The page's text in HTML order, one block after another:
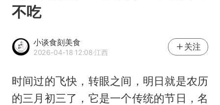
不吃
小谈食刻美食
2026-04-18 12:08·江西
关注
时间过的飞快，转眼之间，明日就是农历
的三月初三了，它是一个传统的节日，名